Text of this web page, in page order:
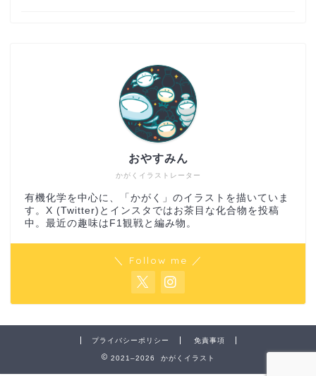
かがくイラストレーター
おやすみん
有機化学を中心に、「かがく」のイラストを描いていま
す。X (Twitter)とインスタではお茶目な化合物を投稿
中。最近の趣味はF1観戦と編み物。
＼ Follow me ／
プライバシーポリシー 免責事項
2021–2026 かがくイラスト